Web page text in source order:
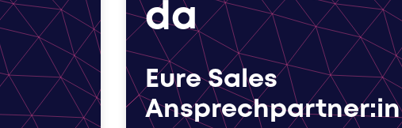
da
Eure Sales
Ansprechpartner:in